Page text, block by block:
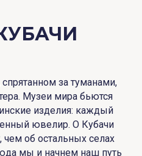
за туманами,
Музеи мира бьются
изделия: каждый
ювелир. О Кубачи
чем об остальных селах
мы и начнем наш путь